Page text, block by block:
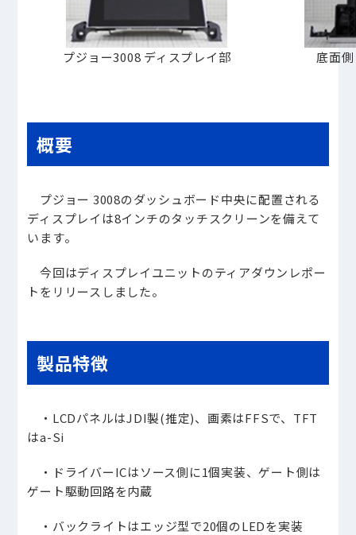
プジョー3008 ディスプレイ部 底面
概要
プジョー 3008のダッシュボード中央に配置される
ディスプレイは8インチのタッチスクリーンを備えて
います。
今回はディスプレイユニットのティアダウンレポー
トをリリースしました。
製品特徴
・LCDパネルはJDI製(推定)、画素はFFSで、TFT
はa-Si
・ドライバーICはソース側に1個実装、ゲート側は
ゲート駆動回路を内蔵
・バックライトはエッジ型で20個のLEDを実装